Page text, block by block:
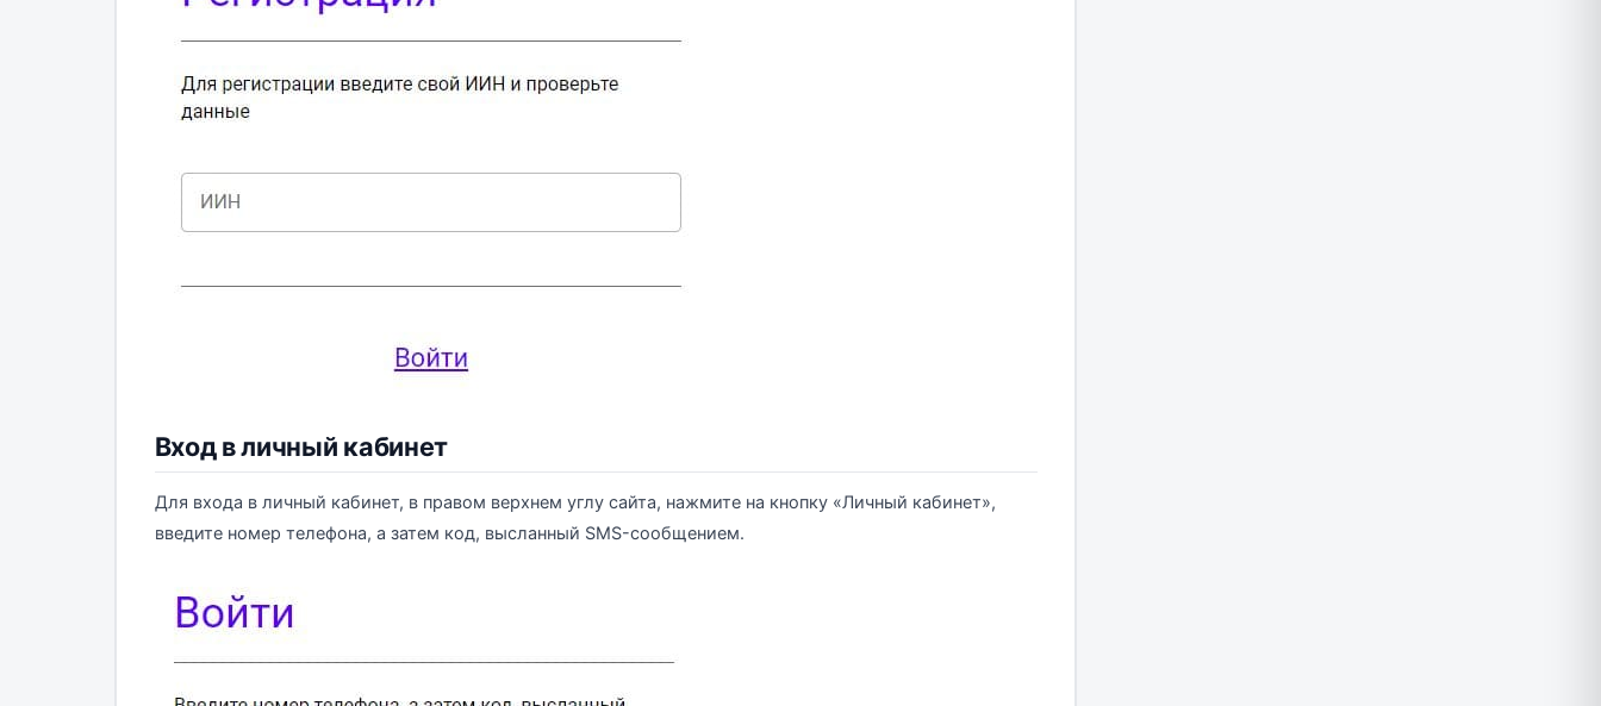
Вход в личный кабинет
Для входа в личный кабинет, в правом верхнем углу сайта, нажмите на кнопку «Личный кабинет»,
введите номер телефона, а затем код, высланный SMS-сообщением.